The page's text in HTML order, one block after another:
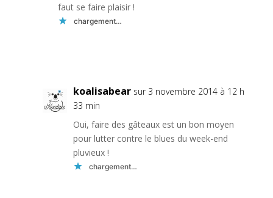
faut se faire plaisir !
chargement…
koalisabear sur 3 novembre 2014 à 12 h
33 min
Oui, faire des gâteaux est un bon moyen
pour lutter contre le blues du week-end
pluvieux !
chargement…